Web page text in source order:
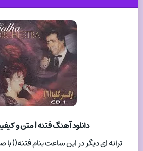
دانلود آهنگ فتنه | متن و
ترانه ای دیگر در این ساعت بنام فتنه()